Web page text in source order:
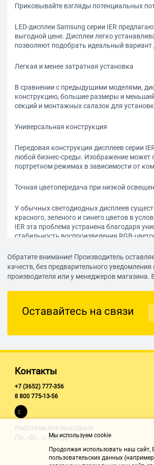
Приковывайте взгляды потенциальных
LED-дисплеи Samsung серии IER
выгодной цене. Дисплеи легко
позволяют подобрать идеальный вариант
Легкая и менее затратная установка
В сравнении с предыдущими моделями,
конструкцию, большие размеры и
секций и монтажных салазок для
Универсальная конструкция
Передовая конструкция дисплеев серии
любой бизнес-среды. Изображение может
портретном режимах в зависимости от
Точная цветопередача при низкой
У обычных светодиодных дисплеев
красного, зеленого и синего цветов в
IER эта проблема устранена благодаря
стабильность воспроизведения RGB-
Отточенная калибровка
субпикселя. Оцените превосходную
настройки контента благодаря решению
Бесперебойная передача изображения в
совместимости с модулем S-Box. Модуль
несколько дисплеев серии IER без нужды
работа с дисплеями становится быстрее и
Управляйте контентом откуда угодно
Пользователи дисплеев серии IER могут с
размещать контент по всей сети
платформой MagicINFO. Также можно
возникнувшие проблемы можно из любого
Обратите внимание! Производитель
качеств, без предварительного
производителя или у менеджеров
Оставайтесь на связи
Контакты
+7 (3652) 777-356
8 800 775-13-56
Работаем без выходных
Пн.–Вс.: с 9:00 до 18:00
Мы используем cookie
Продолжая использовать наш cайт,
пользовательских данных